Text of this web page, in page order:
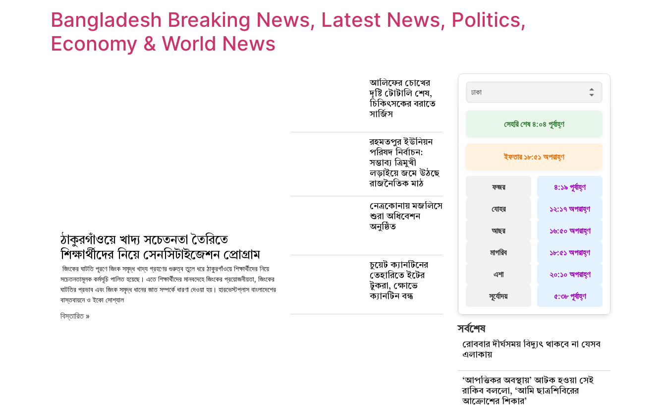
Bangladesh Breaking News, Latest News, Politics,
Economy & World News
ঠাকুরগাঁওয়ে খাদ্য সচেতনতা তৈরিতে
শিক্ষার্থীদের নিয়ে সেনসিটাইজেশন প্রোগ্রাম
জিংকের ঘাটতি পূরণে জিংক সমৃদ্ধ খাদ্য গ্রহণের গুরুত্ব তুলে ধরে ঠাকুরগাঁওয়ে শিক্ষার্থীদের নিয়ে
সচেতনতামূলক কর্মসূচি পালিত হয়েছে। এতে শিক্ষার্থীদের মানবদেহে জিংকের প্রয়োজনীয়তা, জিংকের
ঘাটতির প্রভাব এবং জিংক সমৃদ্ধ ধানের জাত সম্পর্কে ধারণা দেওয়া হয়। হারভেস্টপ্লাস বাংলাদেশের
বাস্তবায়নে ও ইকো সোশ্যাল
বিস্তারিত »
আলিফের চোখের
দৃষ্টি টোটালি শেষ,
চিকিৎসকের বরাতে
সার্জিস
রহমতপুর ইউনিয়ন
পরিষদ নির্বাচন:
সম্ভাব্য ত্রিমুখী
লড়াইয়ে জমে উঠছে
রাজনৈতিক মাঠ
নেত্রকোনায় মজলিসে
শুরা অধিবেশন
অনুষ্ঠিত
চুয়েট ক্যানটিনের
তেহারিতে ইটের
টুকরা, ক্ষোভে
ক্যানটিন বন্ধ
সেহরি শেষ ৪:০৪ পূর্বাহ্ণ
ইফতার ১৮:৫১ অপরাহ্ণ
ফজর
যোহর
আছর
মাগরিব
এশা
সূর্যোদয়
৪:১৯ পূর্বাহ্ণ
১২:১৭ অপরাহ্ণ
১৬:৫০ অপরাহ্ণ
১৮:৫১ অপরাহ্ণ
২০:১০ অপরাহ্ণ
৫:৩৮ পূর্বাহ্ণ
সর্বশেষ
রোববার দীর্ঘসময় বিদ্যুৎ থাকবে না যেসব
এলাকায়
‘আপত্তিকর অবস্থায়’ আটক হওয়া সেই
রাকিব বললো, ‘আমি ছাত্রশিবিরের
আক্রোশের শিকার’